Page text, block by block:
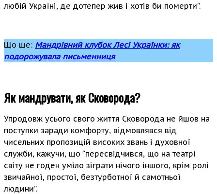
любій Україні, де дотепер жив і хотів би померти”.
Що ще: Мандрівний клубок Лесі Українки: як
подорожувала письменниця
Як мандрувати, як Сковорода?
Упродовж усього свого життя Сковорода не йшов на
поступки заради комфорту, відмовлявся від
чисельних пропозицій високих звань і духовної
служби, кажучи, що “пересвідчився, що на театрі
світу не годен уміло зіграти нічого іншого, крім ролі
звичайної, простої, безтурботної й самотньої
людини”.